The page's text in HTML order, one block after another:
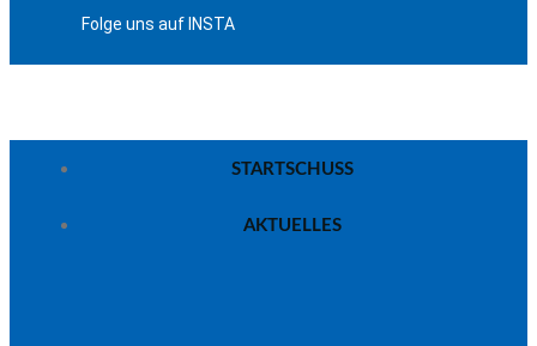
Folge uns auf INSTA
STARTSCHUSS
AKTUELLES